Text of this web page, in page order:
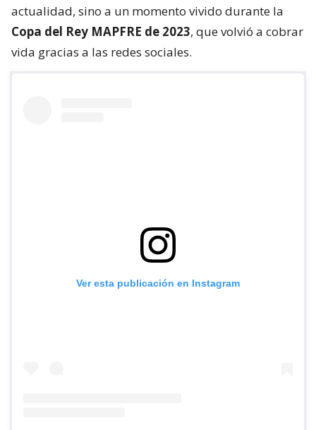
actualidad, sino a un momento vivido durante la
Copa del Rey MAPFRE de 2023, que volvió a cobrar
vida gracias a las redes sociales.
Ver esta publicación en Instagram